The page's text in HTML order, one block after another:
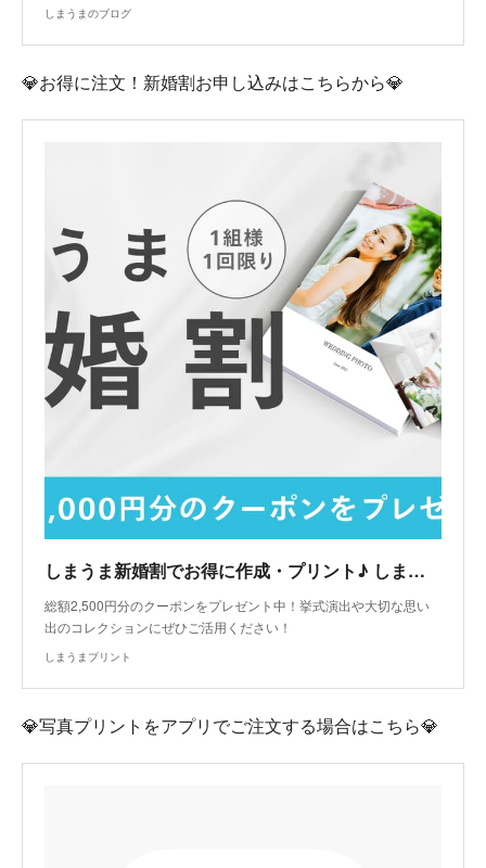
しまうまのブログ
💎お得に注文！新婚割お申し込みはこちらから💎
しまうま新婚割でお得に作成・プリント♪ しまうまプリント｜高品質で安いネットプリント専門店
総額2,500円分のクーポンをプレゼント中！挙式演出や大切な思い
出のコレクションにぜひご活用ください！
しまうまプリント
💎写真プリントをアプリでご注文する場合はこちら💎